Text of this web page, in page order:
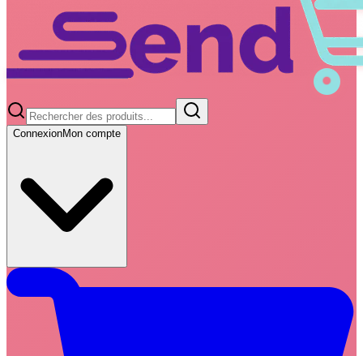
ConnexionMon compte